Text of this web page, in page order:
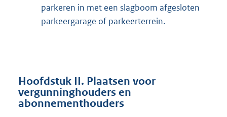
parkeren in met een slagboom afgesloten
parkeergarage of parkeerterrein.
Hoofdstuk II. Plaatsen voor
vergunninghouders en
abonnementhouders